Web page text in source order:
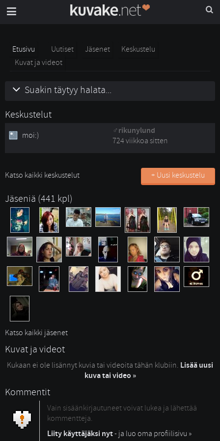
Etusivu Uutiset Jäsenet
Keskustelu
Kuvat ja videot
Suakin täytyy halata...
Keskustelut
moi:) rikunylund
724 viikkoa sitten
Katso kaikki keskustelut + Uusi keskustelu
Jäseniä (441 kpl)
Katso kaikki jäsenet
Kuvat ja videot
Kukaan ei ole lisännyt kuvia tai videoita tähän klubiin. Lisää uusi
kuva tai video »
Kommentit
Vain sisäänkirjautuneet voivat lukea ja lähettää
kommentteja.
Liity käyttäjäksi nyt- ja luo oma profiilisivu »